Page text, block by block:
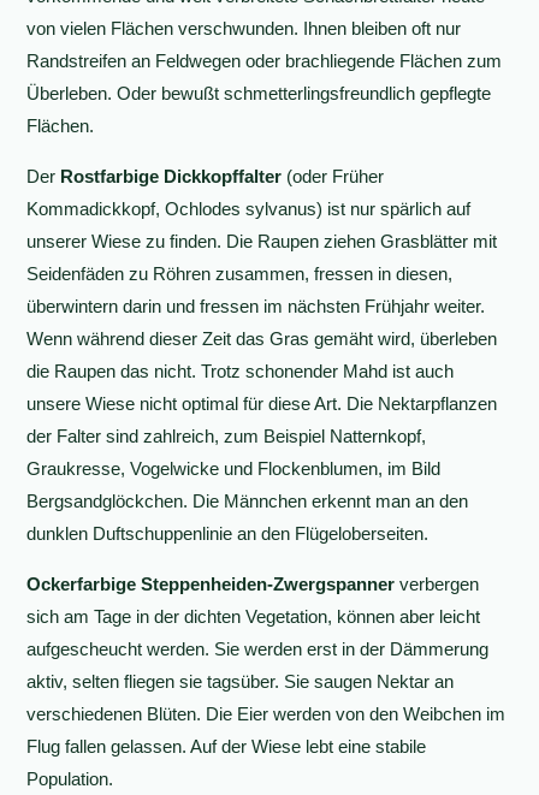
von vielen Flächen verschwunden. Ihnen bleiben oft nur
Randstreifen an Feldwegen oder brachliegende Flächen zum
Überleben. Oder bewußt schmetterlingsfreundlich gepflegte
Flächen.
Der Rostfarbige Dickkopffalter (oder Früher
Kommadickkopf, Ochlodes sylvanus) ist nur spärlich auf
unserer Wiese zu finden. Die Raupen ziehen Grasblätter mit
Seidenfäden zu Röhren zusammen, fressen in diesen,
überwintern darin und fressen im nächsten Frühjahr weiter.
Wenn während dieser Zeit das Gras gemäht wird, überleben
die Raupen das nicht. Trotz schonender Mahd ist auch
unsere Wiese nicht optimal für diese Art. Die Nektarpflanzen
der Falter sind zahlreich, zum Beispiel Natternkopf,
Graukresse, Vogelwicke und Flockenblumen, im Bild
Bergsandglöckchen. Die Männchen erkennt man an den
dunklen Duftschuppenlinie an den Flügeloberseiten.
Ockerfarbige Steppenheiden-Zwergspanner verbergen
sich am Tage in der dichten Vegetation, können aber leicht
aufgescheucht werden. Sie werden erst in der Dämmerung
aktiv, selten fliegen sie tagsüber. Sie saugen Nektar an
verschiedenen Blüten. Die Eier werden von den Weibchen im
Flug fallen gelassen. Auf der Wiese lebt eine stabile
Population.